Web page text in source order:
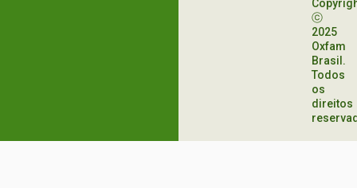
ⓒ
2025
Oxfam
Brasil.
Todos
os
direitos